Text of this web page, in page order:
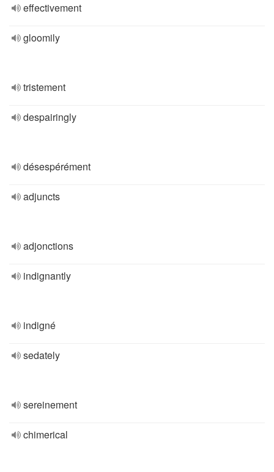
effectivement
gloomily
tristement
despairingly
désespérément
adjuncts
adjonctions
indignantly
indigné
sedately
sereinement
chimerical